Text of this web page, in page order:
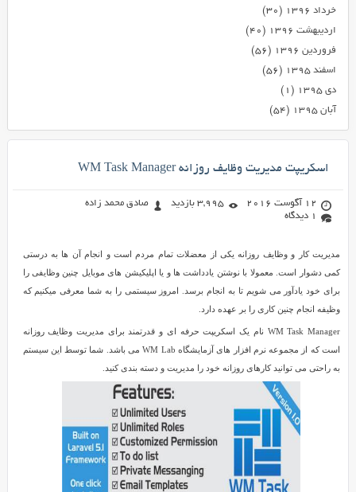
خرداد ۱۳۹۶
(۳۰)
اردیبهشت ۱۳۹۶
(۴۰)
فروردین ۱۳۹۶
(۵۶)
اسفند ۱۳۹۵
(۵۶)
دی ۱۳۹۵
(۱)
آبان ۱۳۹۵
(۵۴)
اسکریپت مدیریت وظایف روزانه WM Task Manager
12 آگوست 2016 3,995 بازدید
صادق محمد زاده
1 دیدگاه
مدیریت کار و وظایف روزانه یکی از معضلات تمام مردم است و انجام آن ها به درستی
کمی دشوار است. معمولا با نوشتن یادداشت ها و یا اپلیکیشن های موبایل چنین وظایفی را
برای خود یادآور می شویم تا به انجام برسد. امروز سیستمی را به شما معرفی میکنیم که
وظیفه انجام چنین کاری را بر عهده دارد.
WM Task Manager نام یک اسکریپت حرفه ای و قدرتمند برای مدیریت وظایف روزانه
است که از مجموعه نرم افزار های آزمایشگاه WM Lab می باشد. شما توسط این سیستم
به راحتی می توانید کارهای روزانه خود را مدیریت و دسته بندی کنید.